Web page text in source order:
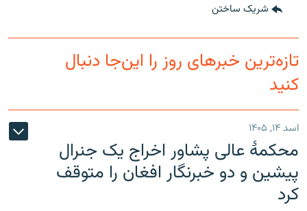
شریک ساختن
تازه‌ترین خبرهای روز را این‌جا دنبال
کنید
اسد ۱۴, ۱۴۰۵
محکمۀ عالی پشاور اخراج یک جنرال
پیشین و دو خبرنگار افغان را متوقف
کرد